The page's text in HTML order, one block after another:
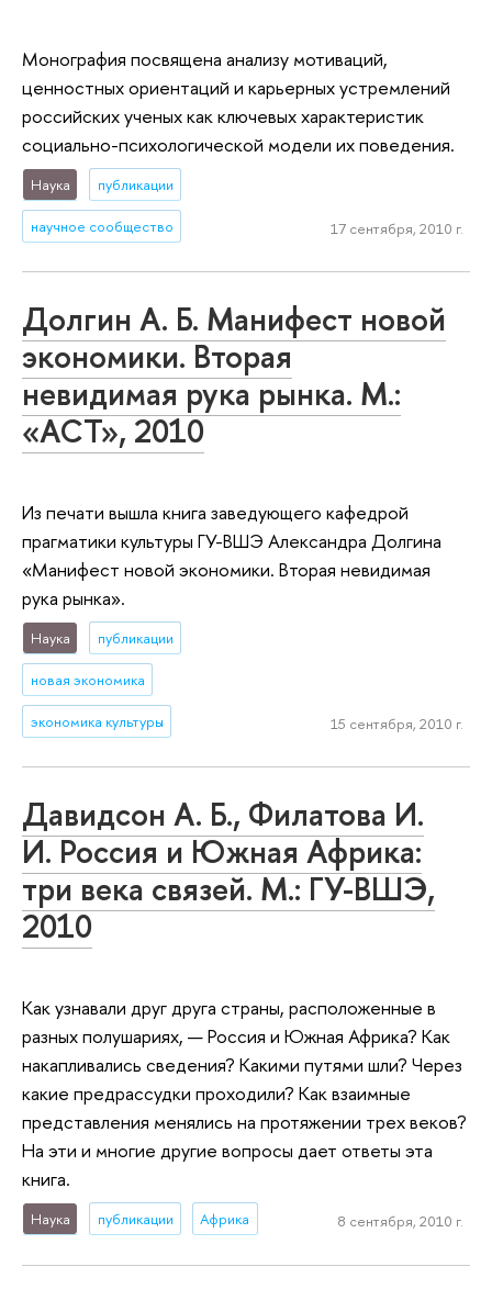
Монография посвящена анализу мотиваций,
ценностных ориентаций и карьерных устремлений
российских ученых как ключевых характеристик
социально-психологической модели их поведения.
Наука публикации
научное сообщество 17 сентября, 2010 г.
Долгин А. Б. Манифест новой
экономики. Вторая
невидимая рука рынка. M.:
«АСТ», 2010
Из печати вышла книга заведующего кафедрой
прагматики культуры ГУ-ВШЭ Александра Долгина
«Манифест новой экономики. Вторая невидимая
рука рынка».
Наука публикации
новая экономика
экономика культуры 15 сентября, 2010 г.
Давидсон А. Б., Филатова И.
И. Россия и Южная Африка:
три века связей. М.: ГУ-ВШЭ,
2010
Как узнавали друг друга страны, расположенные в
разных полушариях, — Россия и Южная Африка? Как
накапливались сведения? Какими путями шли? Через
какие предрассудки проходили? Как взаимные
представления менялись на протяжении трех веков?
На эти и многие другие вопросы дает ответы эта
книга.
Наука публикации Африка 8 сентября, 2010 г.